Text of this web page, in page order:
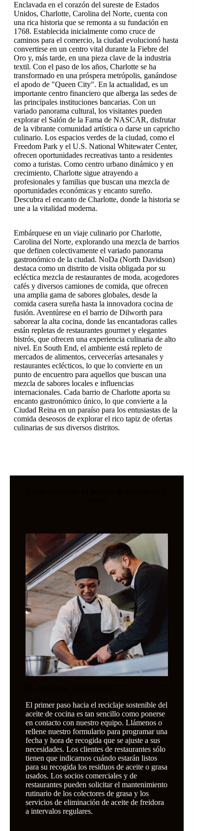
Enclavada en el corazón del sureste de Estados
Unidos, Charlotte, Carolina del Norte, cuenta con
una rica historia que se remonta a su fundación en
1768. Establecida inicialmente como cruce de
caminos para el comercio, la ciudad evolucionó hasta
convertirse en un centro vital durante la Fiebre del
Oro y, más tarde, en una pieza clave de la industria
textil. Con el paso de los años, Charlotte se ha
transformado en una próspera metrópolis, ganándose
el apodo de "Queen City". En la actualidad, es un
importante centro financiero que alberga las sedes de
las principales instituciones bancarias. Con un
variado panorama cultural, los visitantes pueden
explorar el Salón de la Fama de NASCAR, disfrutar
de la vibrante comunidad artística o darse un capricho
culinario. Los espacios verdes de la ciudad, como el
Freedom Park y el U.S. National Whitewater Center,
ofrecen oportunidades recreativas tanto a residentes
como a turistas. Como centro urbano dinámico y en
crecimiento, Charlotte sigue atrayendo a
profesionales y familias que buscan una mezcla de
oportunidades económicas y encanto sureño.
Descubra el encanto de Charlotte, donde la historia se
une a la vitalidad moderna.
Embárquese en un viaje culinario por Charlotte,
Carolina del Norte, explorando una mezcla de barrios
que definen colectivamente el variado panorama
gastronómico de la ciudad. NoDa (North Davidson)
destaca como un distrito de visita obligada por su
ecléctica mezcla de restaurantes de moda, acogedores
cafés y diversos camiones de comida, que ofrecen
una amplia gama de sabores globales, desde la
comida casera sureña hasta la innovadora cocina de
fusión. Aventúrese en el barrio de Dilworth para
saborear la alta cocina, donde las encantadoras calles
están repletas de restaurantes gourmet y elegantes
bistrós, que ofrecen una experiencia culinaria de alto
nivel. En South End, el ambiente está repleto de
mercados de alimentos, cervecerías artesanales y
restaurantes eclécticos, lo que lo convierte en un
punto de encuentro para aquellos que buscan una
mezcla de sabores locales e influencias
internacionales. Cada barrio de Charlotte aporta su
encanto gastronómico único, lo que convierte a la
Ciudad Reina en un paraíso para los entusiastas de la
comida deseosos de explorar el rico tapiz de ofertas
culinarias de sus diversos distritos.
El primer paso hacia el reciclaje sostenible del
aceite de cocina es tan sencillo como ponerse
en contacto con nuestro equipo. Llámenos o
rellene nuestro formulario para programar una
fecha y hora de recogida que se ajuste a sus
necesidades. Los clientes de restaurantes sólo
tienen que indicarnos cuándo estarán listos
para su recogida los residuos de aceite o grasa
usados. Los socios comerciales y de
restaurantes pueden solicitar el mantenimiento
rutinario de los colectores de grasa y los
servicios de eliminación de aceite de freidora
a intervalos regulares.